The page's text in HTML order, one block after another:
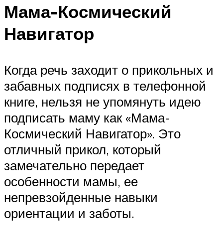
Мама-Космический
Навигатор
Когда речь заходит о прикольных и
забавных подписях в телефонной
книге, нельзя не упомянуть идею
подписать маму как «Мама-
Космический Навигатор». Это
отличный прикол, который
замечательно передает
особенности мамы, ее
непревзойденные навыки
ориентации и заботы.